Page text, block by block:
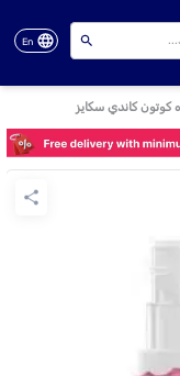
En
كوتون كاندي سكايز